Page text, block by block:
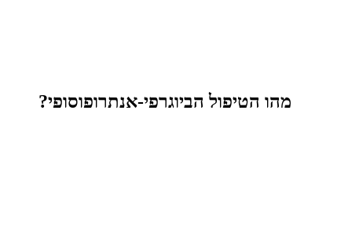
מהו הטיפול הביוגרפי-אנתרופוסופי?